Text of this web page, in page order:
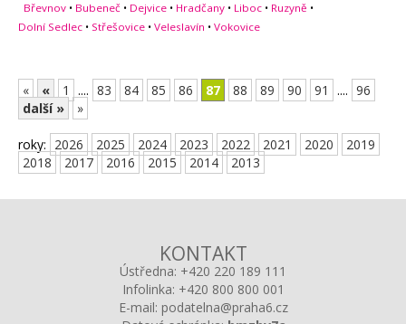
Břevnov • Bubeneč • Dejvice • Hradčany • Liboc • Ruzyně •
Dolní Sedlec • Střešovice • Veleslavín • Vokovice
« « 1 .... 83 84 85 86 87 88 89 90 91 .... 96
další »
»
roky: 2026 2025 2024 2023 2022 2021 2020
2019
2018
2017 2016 2015 2014 2013
KONTAKT
Ústředna: +420 220 189 111
Infolinka: +420 800 800 001
E-mail: podatelna@praha6.cz